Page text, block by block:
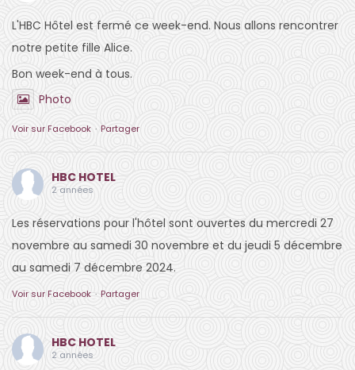
L'HBC Hôtel est fermé ce week-end. Nous allons rencontrer
notre petite fille Alice.
Bon week-end à tous.
Photo
Voir sur Facebook · Partager
HBC HOTEL
2 années
Les réservations pour l'hôtel sont ouvertes du mercredi 27
novembre au samedi 30 novembre et du jeudi 5 décembre
au samedi 7 décembre 2024.
Voir sur Facebook · Partager
HBC HOTEL
2 années